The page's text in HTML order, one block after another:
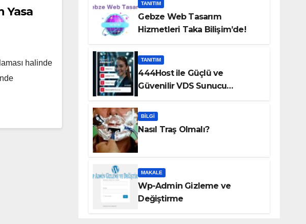
Yasa
halinde
TANITIM
Gebze Web Tasarım
Hizmetleri Taka Bilişim’de!
TANITIM
444Host ile Güçlü ve
Güvenilir VDS Sunucu
BILGI
Nasıl Traş Olmalı?
MAKALE
Wp-Admin Gizleme ve
Değiştirme